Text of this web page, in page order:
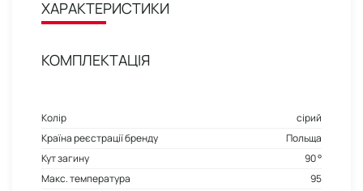
ХАРАКТЕРИСТИКИ
КОМПЛЕКТАЦІЯ
Колір
сірий
Країна реєстрації бренду
Польща
Кут загину
90 °
Макс. температура
95